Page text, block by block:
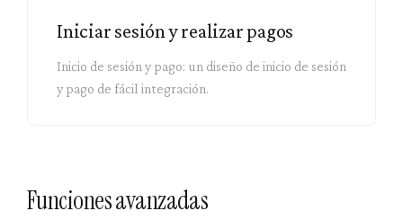
Iniciar sesión y realizar pagos
Inicio de sesión y pago: un diseño de inicio de sesión
y pago de fácil integración.
Funciones avanzadas